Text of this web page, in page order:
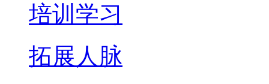
培训学习
拓展人脉